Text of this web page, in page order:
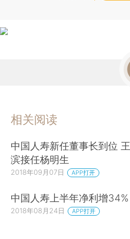
相关阅读
中国人寿新任董事长到位 王
滨接任杨明生
2018年09月07日 APP打开
中国人寿上半年净利增34%
2018年08月24日 APP打开